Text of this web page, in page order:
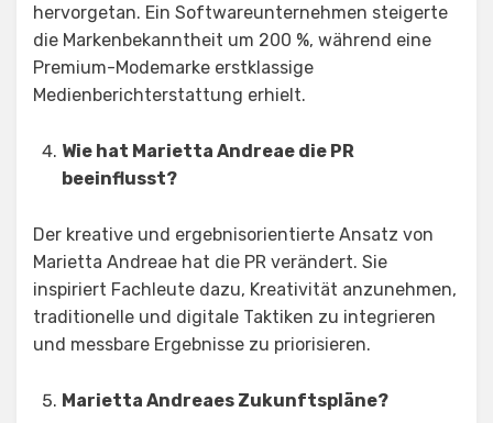
hervorgetan. Ein Softwareunternehmen steigerte
die Markenbekanntheit um 200 %, während eine
Premium-Modemarke erstklassige
Medienberichterstattung erhielt.
Wie hat Marietta Andreae die PR
beeinflusst?
Der kreative und ergebnisorientierte Ansatz von
Marietta Andreae hat die PR verändert. Sie
inspiriert Fachleute dazu, Kreativität anzunehmen,
traditionelle und digitale Taktiken zu integrieren
und messbare Ergebnisse zu priorisieren.
Marietta Andreaes Zukunftspläne?